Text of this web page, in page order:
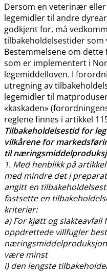
Dersom en veterinær
legemidler til andre
godkjent for, må
tilbakeholdelsestider som
Bestemmelsene om
som er implementert i
legemiddelloven. I
utregning av
legemidler til
«kaskaden»
reglene finnes i artikkel
Tilbakeholdelsestid for
vilkårene for
til
1. Med henblikk på
med mindre det i
angitt en
fastsette en
kriterier:
a) For kjøtt og
oppdrettede villfugler
være minst
i) den lengste